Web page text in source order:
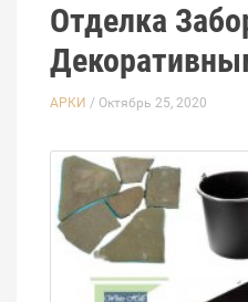
Отделка
АРКИ / Октябрь 25, 2020